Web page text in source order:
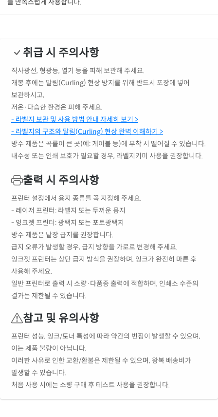
늘 만족스럽게 사용합니다.
취급 시 주의사항
직사광선, 형광등, 열기 등을 피해 보관해 주세요.
개봉 후에는 말림(Curling) 현상 방지를 위해 반드시 포장에 넣어
보관하시고,
저온·다습한 환경은 피해 주세요.
- 라벨지 보관 및 사용 방법 안내 자세히 보기 >
- 라벨지의 구조와 말림(Curling) 현상 완벽 이해하기 >
방수 제품은 곡률이 큰 곳(예: 케이블 등)에 부착 시 떨어질 수 있습니다.
내수성 또는 인쇄 보호가 필요할 경우, 라벨지키미 사용을 권장합니다.
출력 시 주의사항
프린터 설정에서 용지 종류를 꼭 지정해 주세요.
- 레이저 프린터: 라벨지 또는 두꺼운 용지
- 잉크젯 프린터: 광택지 또는 포토광택지
방수 제품은 낱장 급지를 권장합니다.
급지 오류가 발생할 경우, 급지 방향을 가로로 변경해 주세요.
잉크젯 프린터는 상단 급지 방식을 권장하며, 잉크가 완전히 마른 후
사용해 주세요.
일반 프린터로 출력 시 소량·다품종 출력에 적합하며, 인쇄소 수준의
결과는 제한될 수 있습니다.
참고 및 유의사항
프린터 성능, 잉크/토너 특성에 따라 약간의 번짐이 발생할 수 있으며,
이는 제품 불량이 아닙니다.
이러한 사유로 인한 교환/환불은 제한될 수 있으며, 왕복 배송비가
발생할 수 있습니다.
처음 사용 시에는 소량 구매 후 테스트 사용을 권장합니다.